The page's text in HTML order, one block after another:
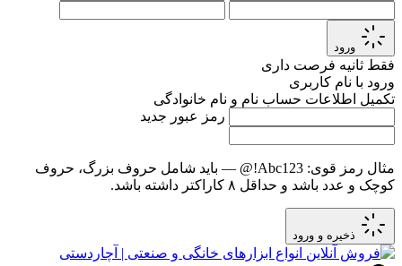
ورود
فقط ثانیه فرصت داری
ورود با نام کاربری
تکمیل اطلاعات حساب نام و نام خانوادگی
رمز عبور جدید
مثال رمز قوی: Abc123!@
— باید شامل حروف بزرگ، حروف
کوچک و عدد باشد و حداقل ۸ کاراکتر داشته باشد.
ذخیره و ورود